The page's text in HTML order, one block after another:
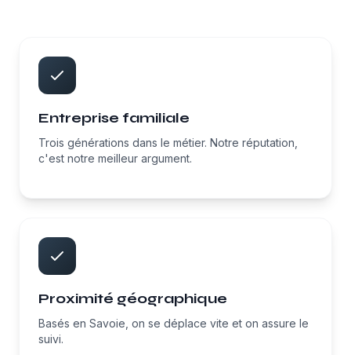
Entreprise familiale
Trois générations dans le métier. Notre réputation,
c'est notre meilleur argument.
Proximité géographique
Basés en Savoie, on se déplace vite et on assure le
suivi.